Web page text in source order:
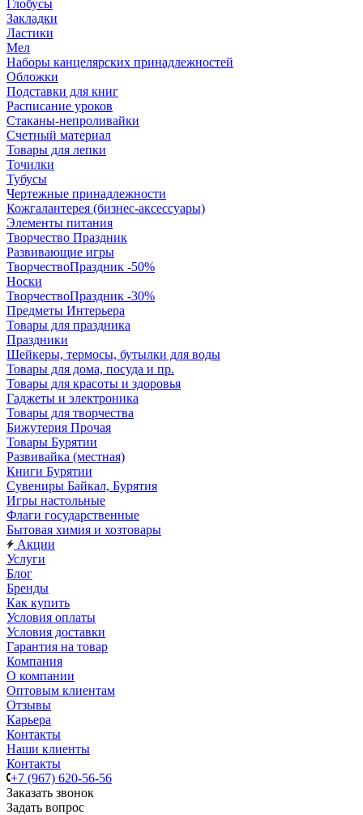
Глобусы
Закладки
Ластики
Мел
Наборы канцелярских принадлежностей
Обложки
Подставки для книг
Расписание уроков
Стаканы-непроливайки
Счетный материал
Товары для лепки
Точилки
Тубусы
Чертежные принадлежности
Кожгалантерея (бизнес-аксессуары)
Элементы питания
Творчество Праздник
Развивающие игры
ТворчествоПраздник -50%
Носки
ТворчествоПраздник -30%
Предметы Интерьера
Товары для праздника
Праздники
Шейкеры, термосы, бутылки для воды
Товары для дома, посуда и пр.
Товары для красоты и здоровья
Гаджеты и электроника
Товары для творчества
Бижутерия Прочая
Товары Бурятии
Развивайка (местная)
Книги Бурятии
Сувениры Байкал, Бурятия
Игры настольные
Флаги государственные
Бытовая химия и хозтовары
Акции
Услуги
Блог
Бренды
Как купить
Условия оплаты
Условия доставки
Гарантия на товар
Компания
О компании
Оптовым клиентам
Отзывы
Карьера
Контакты
Наши клиенты
Контакты
+7 (967) 620-56-56
Заказать звонок
Задать вопрос